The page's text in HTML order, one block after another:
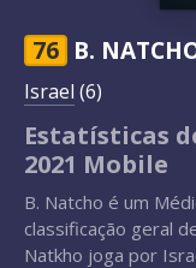
76 B.
Israel (6)
Estatísticas
2021 Mobile
B. Natcho é um
classificação geral
Natkho joga por